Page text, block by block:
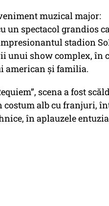
muzical major:
un spectacol grandios
stadion
unui show complex, în
american și familia.
scena a fost
costum alb cu franjuri,
în aplauzele